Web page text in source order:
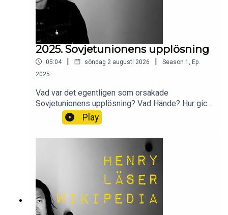
2025. Sovjetunionens upplösning
05:04 | söndag 2 augusti 2026 | Season 1 , Ep.
2025
Vad var det egentligen som orsakade
Sovjetunionens upplösning? Vad Hände? Hur gick
det till?Wikipedia säger sitt om Sovjetunionens
upplösning.
Play